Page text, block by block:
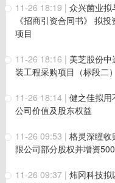
11-26 18:19 | 众兴菌业拟
《招商引资合同书》 拟
项目
11-26 18:16 | 美芝股份
装工程采购项目（标段二）
11-26 18:14 | 健之佳拟用
公司价值及股东权益
11-26 09:53 | 格灵深瞳收
限公司部分股权并增资
11-26 09:37 | 炜冈科技